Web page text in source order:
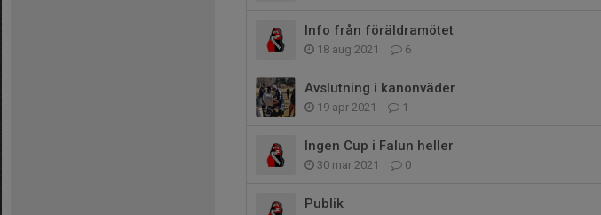
Info från föräldramötet
18 aug 2021 6
Avslutning i kanonväder
19 apr 2021 1
Ingen Cup i Falun heller
30 mar 2021 0
Publik